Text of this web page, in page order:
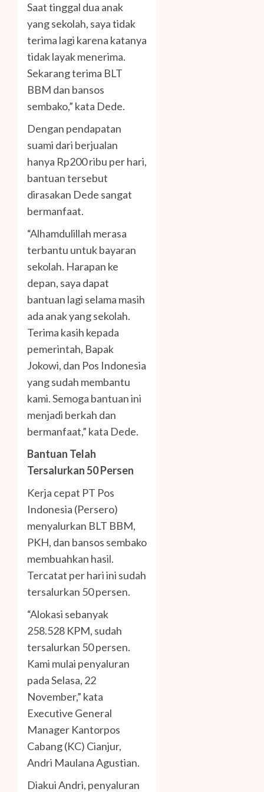
Saat tinggal dua anak
yang sekolah, saya tidak
terima lagi karena katanya
tidak layak menerima.
Sekarang terima BLT
BBM dan bansos
sembako,” kata Dede.
Dengan pendapatan
suami dari berjualan
hanya Rp200 ribu per hari,
bantuan tersebut
dirasakan Dede sangat
bermanfaat.
“Alhamdulillah merasa
terbantu untuk bayaran
sekolah. Harapan ke
depan, saya dapat
bantuan lagi selama masih
ada anak yang sekolah.
Terima kasih kepada
pemerintah, Bapak
Jokowi, dan Pos Indonesia
yang sudah membantu
kami. Semoga bantuan ini
menjadi berkah dan
bermanfaat,” kata Dede.
Bantuan Telah
Tersalurkan 50 Persen
Kerja cepat PT Pos
Indonesia (Persero)
menyalurkan BLT BBM,
PKH, dan bansos sembako
membuahkan hasil.
Tercatat per hari ini sudah
tersalurkan 50 persen.
“Alokasi sebanyak
258.528 KPM, sudah
tersalurkan 50 persen.
Kami mulai penyaluran
pada Selasa, 22
November,” kata
Executive General
Manager Kantorpos
Cabang (KC) Cianjur,
Andri Maulana Agustian.
Diakui Andri, penyaluran